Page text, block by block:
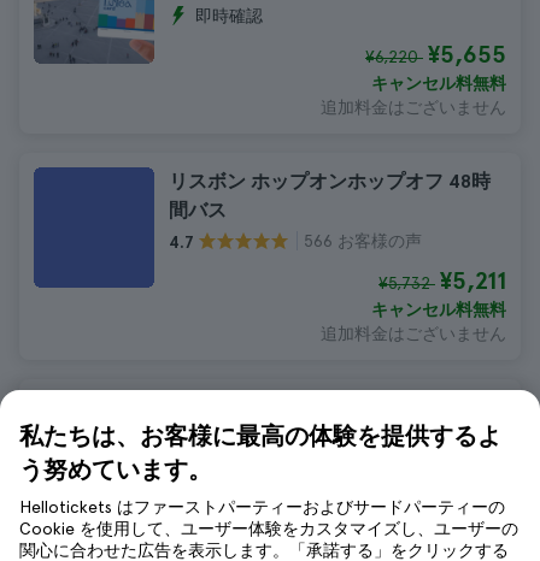
即時確認
¥6,220 ¥5,655
キャンセル料無料
追加料金はございません
リスボン ホップオンホップオフ 48時
間バス
4.7 566 お客様の声
¥5,732 ¥5,211
キャンセル料無料
追加料金はございません
4.8 462 お客様の声
キャンセル料無料
追加料金はございません
私たちは、お客様に最高の体験を提供するよ
う努めています。
Hellotickets はファーストパーティーおよびサードパーティーの
Cookie を使用して、ユーザー体験をカスタマイズし、ユーザーの
関心に合わせた広告を表示します。「承諾する」をクリックする